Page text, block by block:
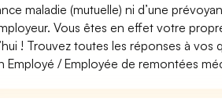
maladie (mutuelle) ni d’une
Vous êtes en effet votre
! Trouvez toutes les réponses à vos
Employé / Employée de remontées